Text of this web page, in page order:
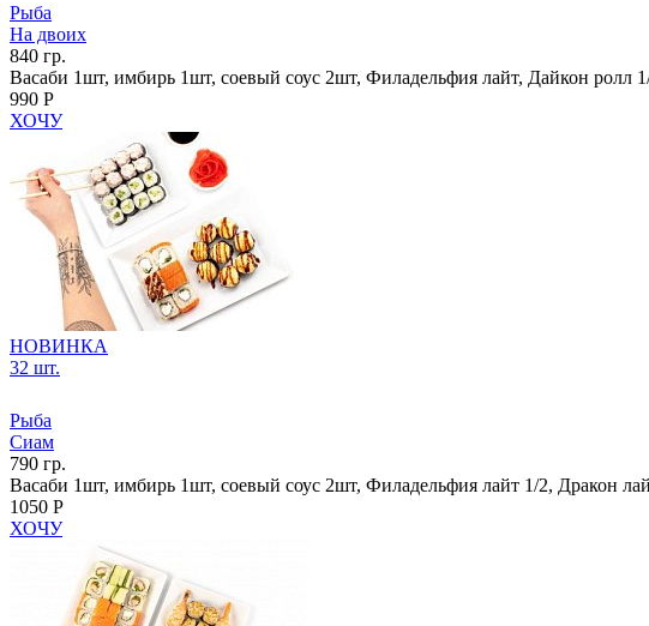
Рыба
На двоих
840 гр.
Васаби 1шт, имбирь 1шт, соевый соус 2шт, Филадельфия лайт, Дайкон ролл
990 Р
ХОЧУ
НОВИНКА
32 шт.
Рыба
Сиам
790 гр.
Васаби 1шт, имбирь 1шт, соевый соус 2шт, Филадельфия лайт 1/2, Дракон
1050 Р
ХОЧУ